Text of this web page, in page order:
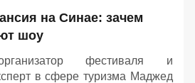
на Синае: зачем
шоу
фестиваля и
в сфере туризма Маджед